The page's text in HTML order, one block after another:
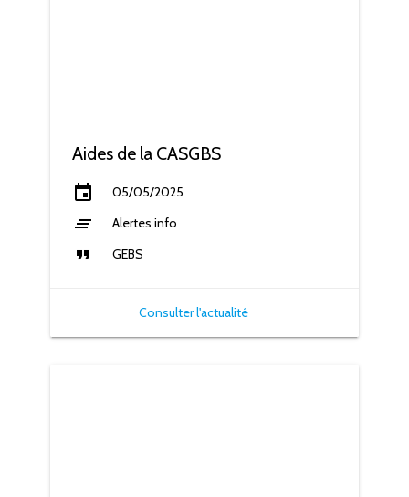
Aides de la CASGBS
event
05/05/2025
clear_all Alertes info
format_quote GEBS
Consulter l'actualité